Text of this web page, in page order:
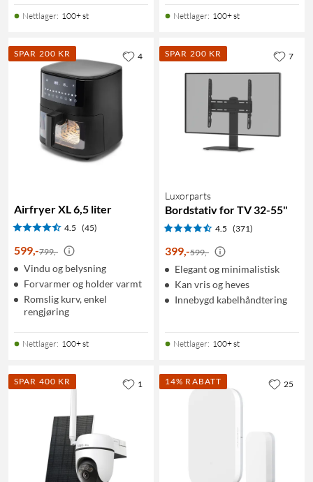
Nettlager: 100+ st Nettlager: 100+ st
SPAR 200 KR
Airfryer XL 6,5 liter
4.5 (45)
599,-799,-
Vindu og belysning
Forvarmer og holder varmt
Romslig kurv, enkel
rengjøring
Nettlager: 100+ st
4 SPAR 200 KR
Luxorparts
Bordstativ for TV 32-55"
4.5 (371)
399,-599,-
Elegant og minimalistisk
Kan vris og heves
Innebygd kabelhåndtering
Nettlager: 100+ st
7
SPAR 400 KR 1 14% RABATT 25